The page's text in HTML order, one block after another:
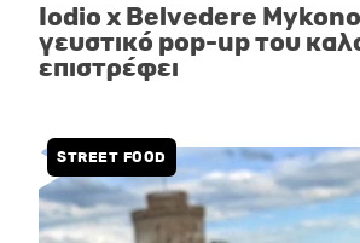
Iodio x Belvedere
γευστικό pop-up του
επιστρέφει
STREET FOOD